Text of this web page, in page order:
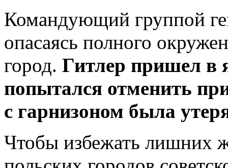
Командующий группой
опасаясь полного
город. Гитлер пришел в
попытался отменить
с гарнизоном была
Чтобы избежать лишних